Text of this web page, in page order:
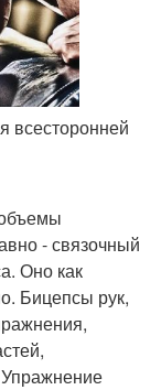
всесторонней
- связочный
Оно как
Бицепсы рук,